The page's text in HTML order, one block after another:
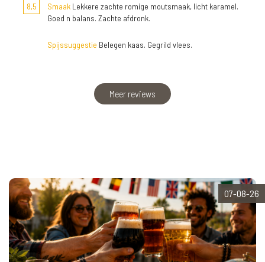
8,5 Smaak Lekkere zachte romige moutsmaak, licht karamel.
Goed n balans. Zachte afdronk.
Spijssuggestie Belegen kaas. Gegrild vlees.
Meer reviews
07-08-26